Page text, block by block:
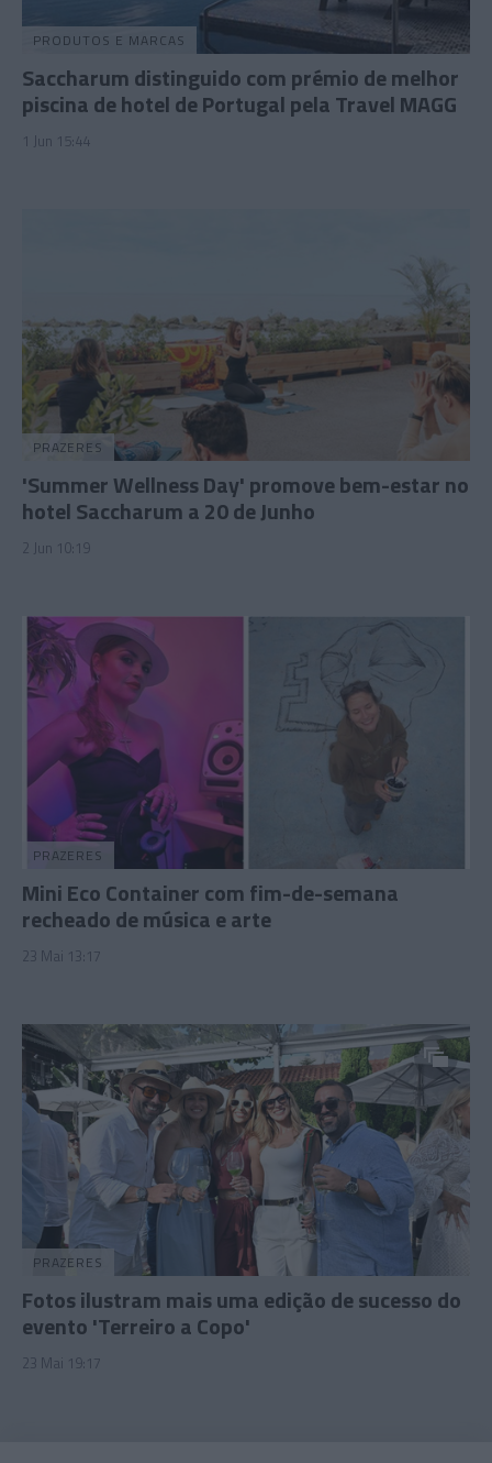
PRODUTOS E MARCAS
Saccharum distinguido com prémio de melhor
piscina de hotel de Portugal pela Travel MAGG
1 Jun 15:44
PRAZERES
'Summer Wellness Day' promove bem-estar no
hotel Saccharum a 20 de Junho
2 Jun 10:19
PRAZERES
Mini Eco Container com fim-de-semana
recheado de música e arte
23 Mai 13:17
PRAZERES
Fotos ilustram mais uma edição de sucesso do
evento 'Terreiro a Copo'
23 Mai 19:17